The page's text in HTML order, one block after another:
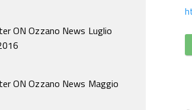
ON Ozzano News Luglio
ON Ozzano News Maggio